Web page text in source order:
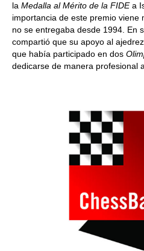
la Medalla al Mérito de la FIDEa
importancia de este premio viene
no se entregaba desde 1994. En
compartió que su apoyo al
que había participado en dos
dedicarse de manera profesional